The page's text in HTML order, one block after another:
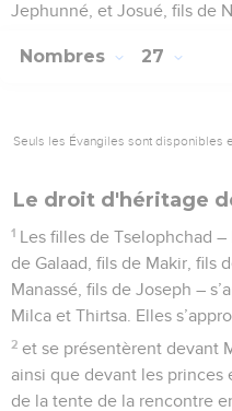
Jephunné, et Josué, fils de
Nombres 27
Seuls les Évangiles sont disponibles
Le droit d'héritage
1 Les filles de Tselophchad
de Galaad, fils de Makir, fils
Manassé, fils de Joseph –
Milca et Thirtsa. Elles
2 et se présentèrent devant
ainsi que devant les
de la tente de la rencontre